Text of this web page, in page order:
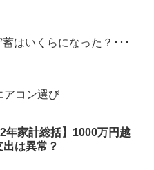
はいくらになった？･･･
アコン選び
年家計総括】1000万円越
出は異常？